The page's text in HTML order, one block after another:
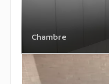
Chambre